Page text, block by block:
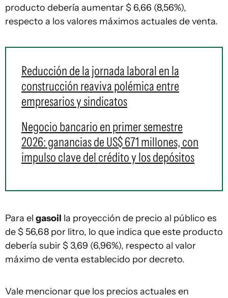
producto debería aumentar $ 6,66 (8,56%),
respecto a los valores máximos actuales de venta.
Reducción de la jornada laboral en la
construcción reaviva polémica entre
empresarios y sindicatos
Negocio bancario en primer semestre
2026: ganancias de US$ 671 millones, con
impulso clave del crédito y los depósitos
Para el gasoil la proyección de precio al público es
de $ 56,68 por litro, lo que indica que este producto
debería subir $ 3,69 (6,96%), respecto al valor
máximo de venta establecido por decreto.
Vale mencionar que los precios actuales en